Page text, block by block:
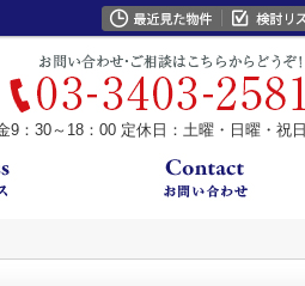
9：30～18：00 定休日：土曜・日曜・祝日